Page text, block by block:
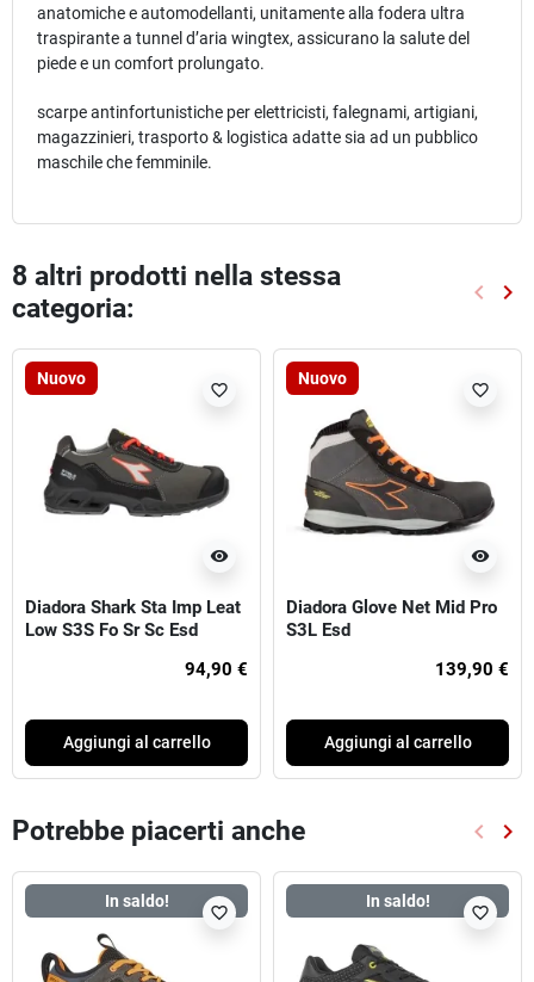
anatomiche e automodellanti, unitamente alla fodera ultra
traspirante a tunnel d’aria wingtex, assicurano la salute del
piede e un comfort prolungato.
scarpe antinfortunistiche per elettricisti, falegnami, artigiani,
magazzinieri, trasporto & logistica adatte sia ad un pubblico
maschile che femminile.
8 altri prodotti nella stessa
categoria:
keyboard_arrow_left keyboard_arrow_right
Nuovo
visibility
favorite_border
Diadora Shark Sta Imp Leat
Low S3S Fo Sr Sc Esd
94,90 €
Aggiungi al carrello
Nuovo
visibility
favorite_border
Diadora Glove Net Mid Pro
S3L Esd
139,90 €
Aggiungi al carrello
Potrebbe piacerti anche keyboard_arrow_left keyboard_arrow_right
In saldo!
favorite_border
In saldo!
favorite_border